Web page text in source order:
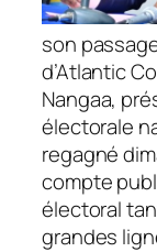
son
d’Atlantic
Nangaa,
électorale
regagné
compte
électoral
grandes